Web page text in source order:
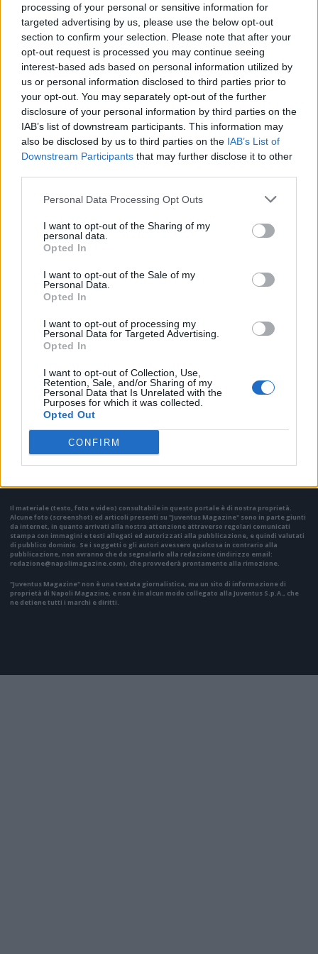
processing of your personal or sensitive information for
targeted advertising by us, please use the below opt-out
section to confirm your selection. Please note that after your
opt-out request is processed you may continue seeing
interest-based ads based on personal information utilized by
us or personal information disclosed to third parties prior to
your opt-out. You may separately opt-out of the further
disclosure of your personal information by third parties on the
IAB’s list of downstream participants. This information may
also be disclosed by us to third parties on the IAB’s List of
Downstream Participants that may further disclose it to other
Personal Data Processing Opt Outs
I want to opt-out of the Sharing of my
personal data.
Opted In
I want to opt-out of the Sale of my
Personal Data.
Opted In
I want to opt-out of processing my
Personal Data for Targeted Advertising.
Opted In
I want to opt-out of Collection, Use,
Retention, Sale, and/or Sharing of my
Personal Data that Is Unrelated with the
Purposes for which it was collected.
Opted Out
CONFIRM
uno dei principali sponsor dell'operazione, superando i dubbi
iniziali di Luciano Spalletti.
La chiusura dell’affare, con la relativa ufficialità, è attesa a
stretto giro di posta. Per Muharemovic, come detto, si tratta
di un ritorno: classe 2003, è arrivato in Italia dal Wolfsberger
nel 2021, proprio alla Juve. In bianconero ha giocato per una
stagione in Primavera e nelle due seguenti in Next Gen -
motivo per cui può essere inserito in lista UEFA come
calciatore cresciuto nel vivaio del club -, prima di trasferirsi al
Fonte: tuttomercatoweb.com
VAI ALLA VERSIONE CLASSICA
Il materiale (testo, foto e video) consultabile in questo portale è di nostra proprietà.
Alcune foto (screenshot) ed articoli presenti su "Juventus Magazine" sono in parte giunti
da internet, in quanto arrivati alla nostra attenzione attraverso regolari comunicati
stampa con immagini e testi allegati ed autorizzati alla pubblicazione, e quindi valutati
di pubblico dominio. Se i soggetti o gli autori avessero qualcosa in contrario alla
pubblicazione, non avranno che da segnalarlo alla redazione (indirizzo email:
redazione@napolimagazine.com), che provvederà prontamente alla rimozione.
"Juventus Magazine" non è una testata giornalistica, ma un sito di informazione di
proprietà di Napoli Magazine, e non è in alcun modo collegato alla Juventus S.p.A., che
ne detiene tutti i marchi e diritti.